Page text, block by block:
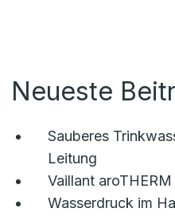
Neueste
Sauberes
Leitung
Vaillant
Wasserdruck im